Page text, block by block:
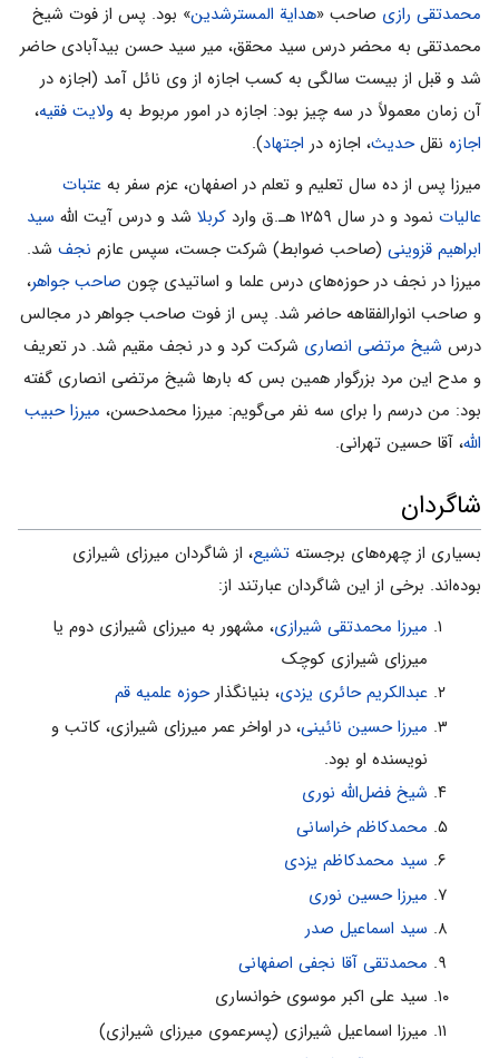
محمدتقی رازی صاحب «هدایة المسترشدین» بود. پس از فوت شیخ
محمدتقی به محضر درس سید محقق، میر سید حسن بیدآبادی حاضر
شد و قبل از بیست سالگی به کسب اجازه از وی نائل آمد (اجازه در
آن زمان معمولاً در سه چیز بود: اجازه در امور مربوط به ولایت فقیه،
اجازه نقلحدیث، اجازه در اجتهاد).
میرزا پس از ده سال تعلیم و تعلم در اصفهان، عزم سفر به عتبات
عالیات نمود و در سال ۱۲۵۹ هـ.ق وارد کربلا شد و درس آیت الله سید
ابراهیم قزوینی (صاحب ضوابط) شرکت جست، سپس عازم نجف شد.
میرزا در نجف در حوزه‌های درس علما و اساتیدی چون صاحب جواهر،
و صاحب انوارالفقاهه حاضر شد. پس از فوت صاحب جواهر در مجالس
درس شیخ مرتضی انصاری شرکت کرد و در نجف مقیم شد. در تعریف
و مدح این مرد بزرگوار همین بس که بارها شیخ مرتضی انصاری گفته
بود: من درسم را برای سه نفر می‌گویم: میرزا محمدحسن، میرزا حبیب
الله، آقا حسین تهرانی.
شاگردان
بسیاری از چهره‌های برجسته تشیع، از شاگردان میرزای شیرازی
بوده‌اند. برخی از این شاگردان عبارتند از:
میرزا محمدتقی شیرازی، مشهور به میرزای شیرازی دوم یا
میرزای شیرازی کوچک
عبدالکریم حائری یزدی، بنیانگذارحوزه علمیه قم
میرزا حسین نائینی، در اواخر عمر میرزای شیرازی، کاتب و
نویسنده او بود.
شیخ فضل‌الله نوری
محمدکاظم خراسانی
سید محمدکاظم یزدی
میرزا حسین نوری
سید اسماعیل صدر
محمدتقی آقا نجفی اصفهانی
سید علی اکبر موسوی خوانساری
میرزا اسماعیل شیرازی (پسرعموی میرزای شیرازی)